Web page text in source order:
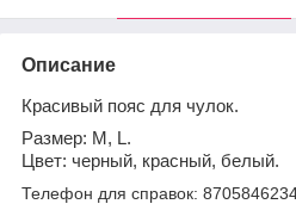
Описание
Красивый пояс для чулок.
Размер: М, L.
Цвет: черный, красный, белый.
Телефон для справок: